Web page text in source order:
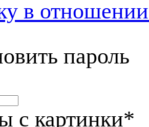
в
пароль
с картинки*